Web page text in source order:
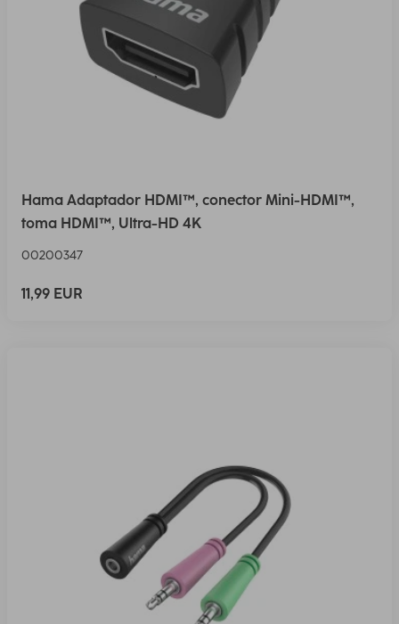
Hama Adaptador HDMI™, conector Mini-HDMI™,
toma HDMI™, Ultra-HD 4K
00200347
11,99 EUR